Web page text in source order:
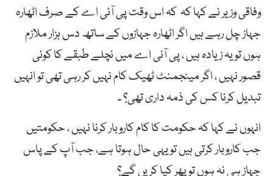
وفاقی وزیر نے کہا کہ کہ اس وقت پی آئی اے کے صرف اٹھارہ
جہاز چل رہے ہیں اگر اٹھارہ جہازوں کے ساتھ دس ہزار ملازم
ہوں تو یہ زیادہ ہیں ، پی آئی اے میں نچلے طبقے کا کوئی
قصور نہیں ، اگر مینجمنٹ ٹھیک کام نہیں کر رہی تھی تو انہیں
تبدیل کرنا کس کی ذمہ داری تھی؟ ۔
انہوں نے کہا کہ حکومت کا کام کاروبار کرنا نہیں ، حکومتیں
جب کاروبار کرتی ہیں تو یہی حال ہوتا ہے، جب آپ کے پاس
جہاز ہی نہ ہوں تو پھر کیا کریں گے؟